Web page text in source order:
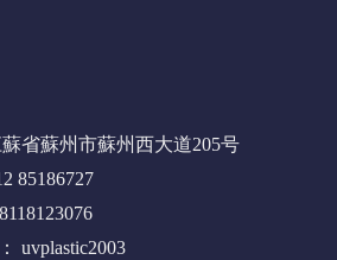
省蘇州市蘇州西大道205号
85186727
uvplastic2003